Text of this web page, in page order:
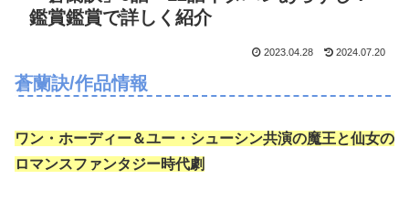
鑑賞鑑賞で詳しく紹介
2023.04.28 2024.07.20
蒼蘭訣/作品情報
ワン・ホーディー＆ユー・シューシン共演の魔王と仙女の
ロマンスファンタジー時代劇